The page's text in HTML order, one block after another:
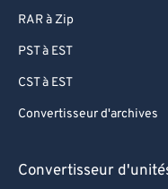
RAR à Zip
PST à EST
CST à EST
Convertisseur d'archives
Convertisseur